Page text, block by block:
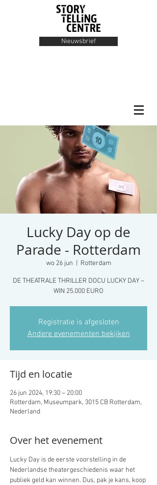
Nieuwsbrief
Lucky Day op de
Parade - Rotterdam
wo 26 jun Rotterdam
DE THEATRALE THRILLER DOCU LUCKY DAY –
WIN 25.000 EURO
Registratie is afgesloten
Andere evenementen bekijken
Tijd en locatie
26 jun 2024, 19:30 – 20:00
Rotterdam, Museumpark, 3015 CB Rotterdam,
Nederland
Over het evenement
Lucky Day is de eerste voorstelling in de
Nederlandse theatergeschiedenis waar het
publiek geld kan winnen. Dus, pak je kans, koop